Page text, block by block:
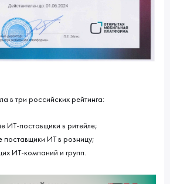
в три российских рейтинга:
ИТ-поставщики в ритейле;
поставщики ИТ в розницу;
ИТ-компаний и групп.